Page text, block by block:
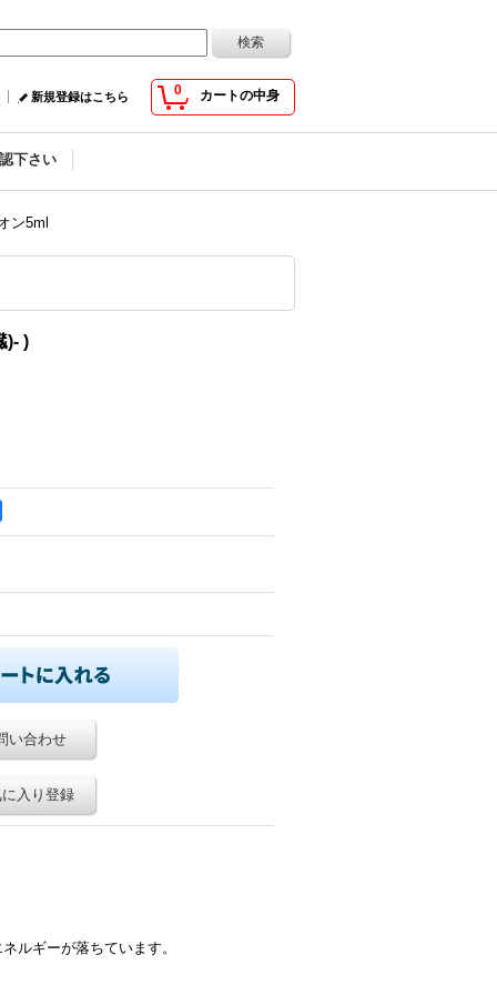
0 カートの中身
新規登録はこちら
下さい
ン5ml
)- )
い合わせ
入り登録
ルギーが落ちています。